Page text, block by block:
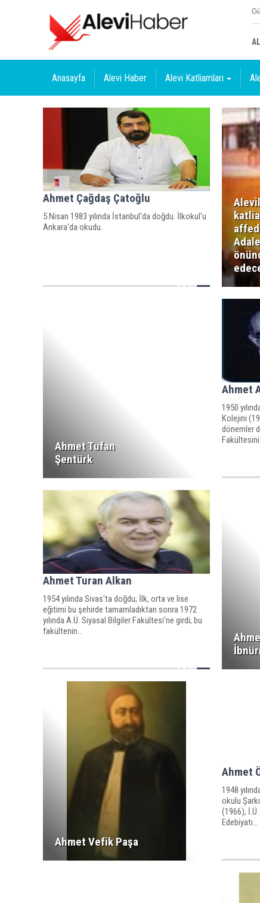
Anasayfa Alevi Haber Alevi Katliamları
Ahmet Çağdaş Çatoğlu
5 Nisan 1983 yılında İstanbul'da doğdu. İlkokul'u
Ankara'da okudu.
Ahmet Tufan
Şentürk
Ahmet
1950
Kolejini
dönemler
Ahmet Turan Alkan
1954 yılında Sivas'ta doğdu; İlk, orta ve lise
eğitimi bu şehirde tamamladıktan sonra 1972
yılında A.Ü. Siyasal Bilgiler Fakültesi'ne girdi; bu
fakültenin...
Ahmet Vefik Paşa
Ahmet
1948
okulu
(1966),
Edebiyatı...